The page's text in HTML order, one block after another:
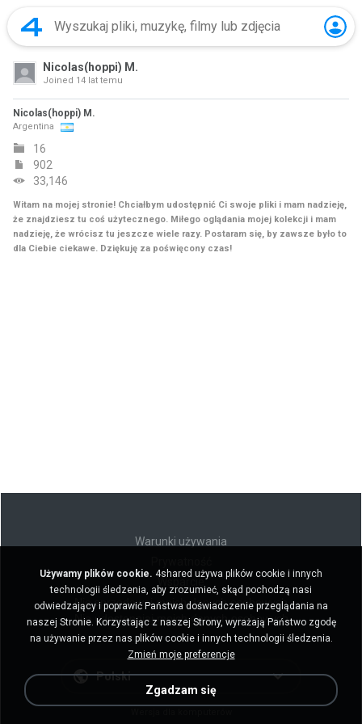
Nicolas(hoppi) M.
Joined 14 lat temu
Nicolas(hoppi) M.
Argentina
16
902
33,146
Witam na mojej stronie! Chciałbym udostępnić Ci swoje pliki i mam nadzieję,
że znajdziesz tu coś użytecznego. Miłego oglądania mojej kolekcji i mam
nadzieję, że wrócisz tu jeszcze wiele razy. Postaram się, by zawsze było to
dla Ciebie ciekawe. Dziękuję za poświęcony czas!
Warunki używania
Nie sprzedawaj moich danych osobowych
Nie udostępniaj moich danych osobowych
Polski
Używamy plików cookie. 4shared używa plików cookie i innych
technologii śledzenia, aby zrozumieć, skąd pochodzą nasi
odwiedzający i poprawić Państwa doświadczenie przeglądania na
naszej Stronie. Korzystając z naszej Strony, wyrażają Państwo zgodę
na używanie przez nas plików cookie i innych technologii śledzenia.
Zmień moje preferencje
Zgadzam się